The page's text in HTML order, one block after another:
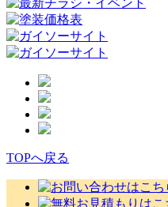
TOPへ戻る